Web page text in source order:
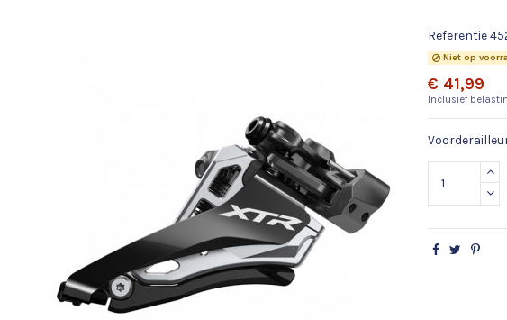
Referentie
Niet op
€ 41,99
Inclusief